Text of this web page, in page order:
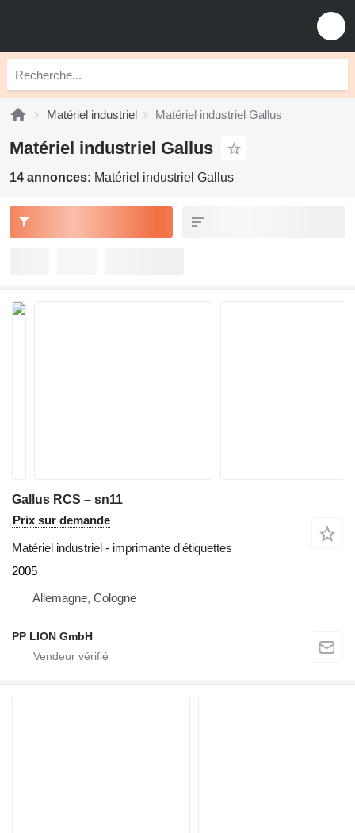
Matériel industriel Matériel industriel Gallus
Matériel industriel Gallus
14 annonces: Matériel industriel Gallus
Gallus RCS – sn11
Prix sur demande
Matériel industriel - imprimante d'étiquettes
2005
Allemagne, Cologne
PP LION GmbH